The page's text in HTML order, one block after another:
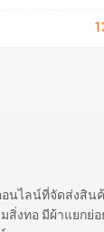
นไลน์ที่จัดส่งสิน
สิ่งทอ มีผ้าแยก